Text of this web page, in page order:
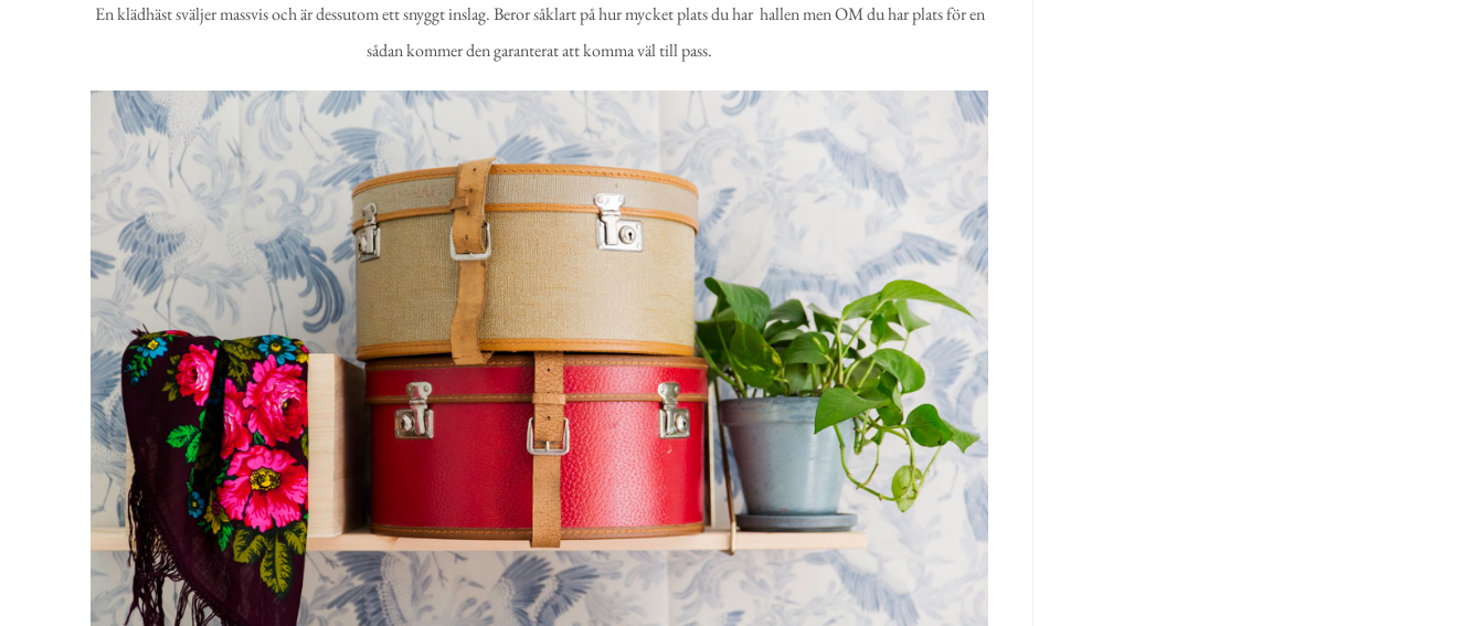
En klädhäst sväljer massvis och är dessutom ett snyggt inslag. Beror såklart på hur mycket plats du har hallen men OM du har plats för en
sådan kommer den garanterat att komma väl till pass.